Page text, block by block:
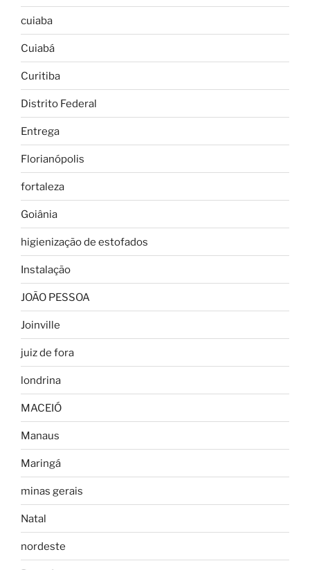
cuiaba
Cuiabá
Curitiba
Distrito Federal
Entrega
Florianópolis
fortaleza
Goiânia
higienização de estofados
Instalação
JOÃO PESSOA
Joinville
juiz de fora
londrina
MACEIÓ
Manaus
Maringá
minas gerais
Natal
nordeste